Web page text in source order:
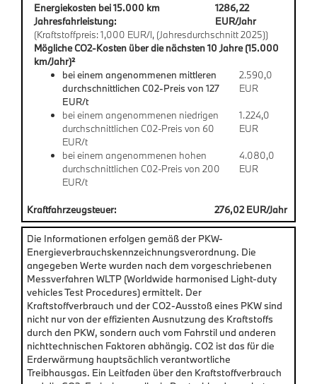
Energiekosten bei 15.000 km
Jahresfahrleistung:
1286,22
EUR/Jahr
(Kraftstoffpreis: 1,000 EUR/l, (Jahresdurchschnitt 2025))
Mögliche CO2-Kosten über die nächsten 10 Jahre (15.000
km/Jahr)²
bei einem angenommenen mittleren
durchschnittlichen C02-Preis von 127
EUR/t
2.590,0
EUR
bei einem angenommenen niedrigen
durchschnittlichen C02-Preis von 60
EUR/t
1.224,0
EUR
bei einem angenommenen hohen
durchschnittlichen C02-Preis von 200
EUR/t
4.080,0
EUR
Kraftfahrzeugsteuer: 276,02 EUR/Jahr
Die Informationen erfolgen gemäß der PKW-
Energieverbrauchskennzeichnungsverordnung. Die
angegeben Werte wurden nach dem vorgeschriebenen
Messverfahren WLTP (Worldwide harmonised Light-duty
vehicles Test Procedures) ermittelt. Der
Kraftstoffverbrauch und der CO2-Ausstoß eines PKW sind
nicht nur von der effizienten Ausnutzung des Kraftstoffs
durch den PKW, sondern auch vom Fahrstil und anderen
nichttechnischen Faktoren abhängig. CO2 ist das für die
Erderwärmung hauptsächlich verantwortliche
Treibhausgas. Ein Leitfaden über den Kraftstoffverbrauch